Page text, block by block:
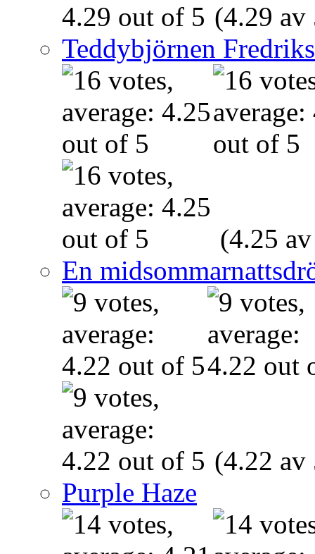
(4.29 av
Teddybjörnen
(4.25
En
(4.22 av
Purple Haze